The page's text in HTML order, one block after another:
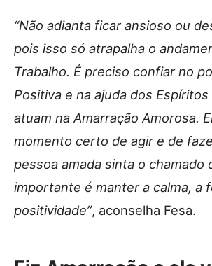
“Não adianta ficar ansioso ou
pois isso só atrapalha o
Trabalho. É preciso confiar no
Positiva e na ajuda dos
atuam na Amarração Amorosa.
momento certo de agir e de
pessoa amada sinta o chamado
importante é manter a calma, a
positividade”, aconselha Fesa.